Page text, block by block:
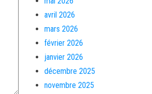
avril 2026
mars 2026
février 2026
janvier 2026
décembre 2025
novembre 2025